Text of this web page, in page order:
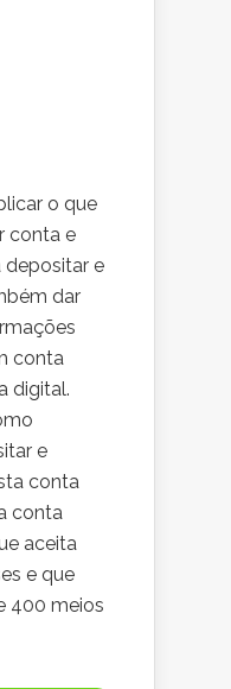
o que
conta e
e
dar
conta
digital.
e
conta
conta
aceita
e que
400 meios